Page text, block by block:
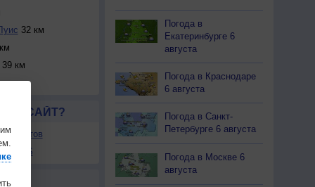
32 км
39 км
САЙТ?
сайтов
в RSS
Погода в
Екатеринбурге 6
августа
Погода в Краснодаре
6 августа
Погода в Санкт-
Петербурге 6 августа
Погода в Москве 6
августа